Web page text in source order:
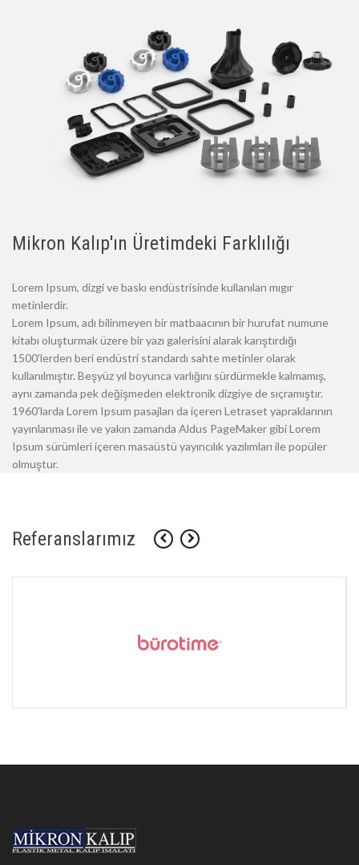
Mikron Kalıp'ın Üretimdeki Farklılığı
Lorem Ipsum, dizgi ve baskı endüstrisinde kullanılan mıgır
metinlerdir.
Lorem Ipsum, adı bilinmeyen bir matbaacının bir hurufat numune
kitabı oluşturmak üzere bir yazı galerisini alarak karıştırdığı
1500'lerden beri endüstri standardı sahte metinler olarak
kullanılmıştır. Beşyüz yıl boyunca varlığını sürdürmekle kalmamış,
aynı zamanda pek değişmeden elektronik dizgiye de sıçramıştır.
1960'larda Lorem Ipsum pasajları da içeren Letraset yapraklarının
yayınlanması ile ve yakın zamanda Aldus PageMaker gibi Lorem
Ipsum sürümleri içeren masaüstü yayıncılık yazılımları ile popüler
olmuştur.
Referanslarımız